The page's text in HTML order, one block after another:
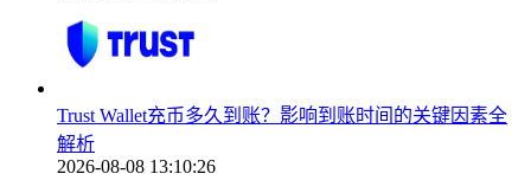
Trust Wallet充币多久到账？影响到账时间的关键因素全
解析
2026-08-08 13:10:26